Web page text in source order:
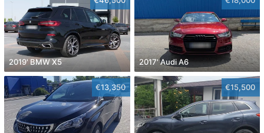
2019' BMW X5 2017' Audi A6
€13,350 €15,500